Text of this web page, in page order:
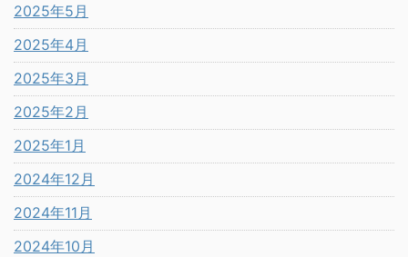
2025年5月
2025年4月
2025年3月
2025年2月
2025年1月
2024年12月
2024年11月
2024年10月